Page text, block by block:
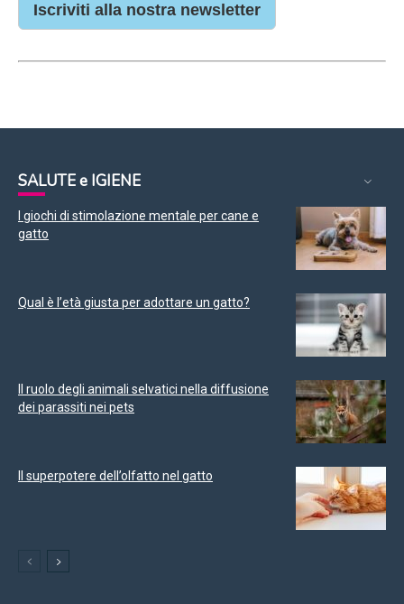
Iscriviti alla nostra newsletter
SALUTE e IGIENE
I giochi di stimolazione mentale per cane e
gatto
Qual è l’età giusta per adottare un gatto?
Il ruolo degli animali selvatici nella diffusione
dei parassiti nei pets
Il superpotere dell’olfatto nel gatto